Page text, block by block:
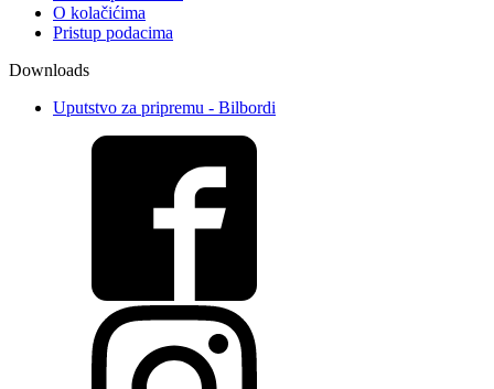
O kolačićima
Pristup podacima
Downloads
Uputstvo za pripremu - Bilbordi